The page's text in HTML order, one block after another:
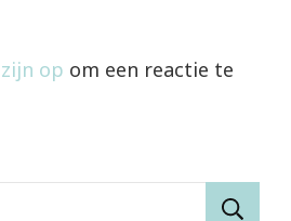
op om een reactie te